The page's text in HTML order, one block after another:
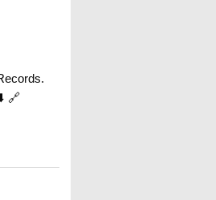
🔗